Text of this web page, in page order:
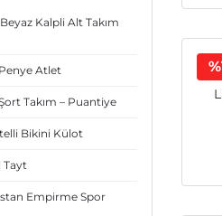
Kalpli Alt Takım
Atlet
Takım – Puantiye
Bikini Külot
Tayt
Empirme Spor